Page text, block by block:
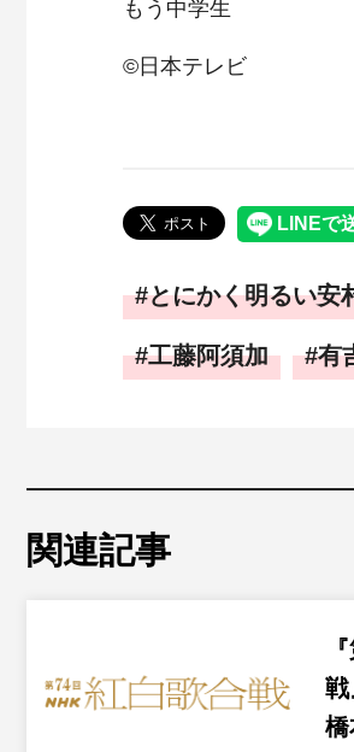
もう中学生
©日本テレビ
とにかく明るい安
工藤阿須加 有
関連記事
戦